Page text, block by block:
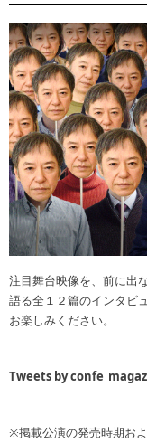
注目舞台映像を、前に出
語る全１２篇のインタビ
お楽しみください。
Tweets by
※掲載公演の発売時期お